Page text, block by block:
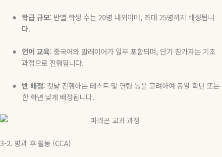
학급 규모: 반별 학생 수는 20명 내외이며, 최대 25명까지 배정됩니
다.
언어 교육: 중국어와 말레이어가 일부 포함되며, 단기 참가자는 기초
과정으로 진행됩니다.
반 배정: 첫날 진행하는 테스트 및 연령 등을 고려하여 동일 학년 또는
한 학년 낮게 배정됩니다.
3-2. 방과 후활동 (CCA)